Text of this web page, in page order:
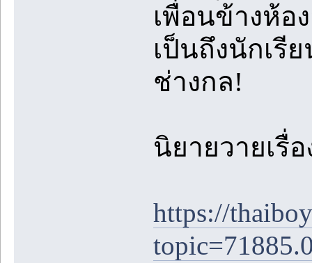
เพื่อนข้างห้อ
เป็นถึงนักเรี
ช่างกล!
นิยายวายเรื่
https://